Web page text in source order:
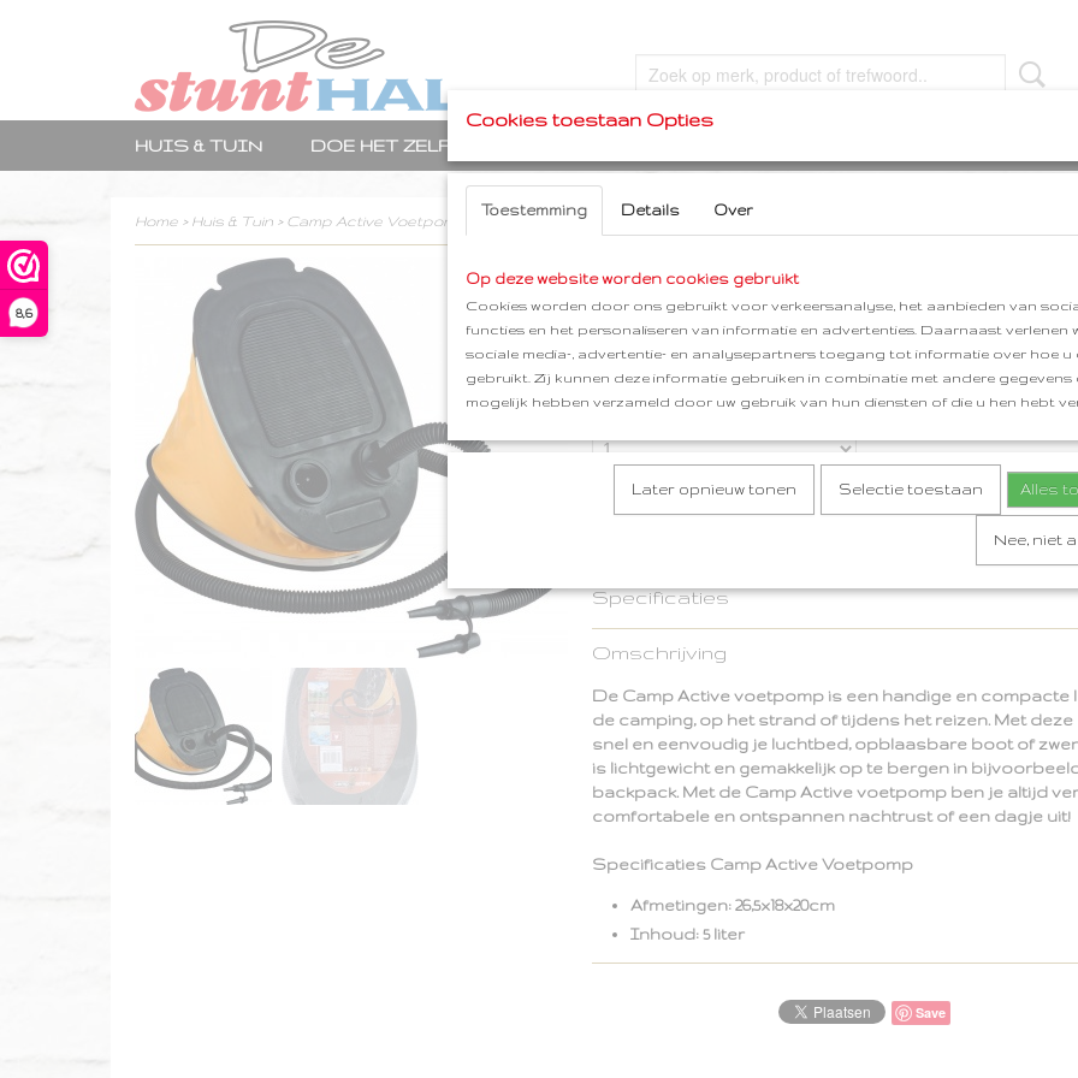
8,6
HUIS & TUIN DOE HET ZELF
Home > Huis & Tuin > Camp Active Voetpomp
Camp Active Voetpomp
€ 11,95 (inclusief btw 21%)
✓Op voorraad- Levertijd 2 werkdagen
Aantal
Specificaties
Omschrijving
De Camp Active voetpomp is een handige en
de camping, op het strand of tijdens het reizen. Met
snel en eenvoudig je luchtbed, opblaasbare boot of
is lichtgewicht en gemakkelijk op te bergen in
backpack. Met de Camp Active voetpomp ben je altijd
comfortabele en ontspannen nachtrust of een dagje uit!
Specificaties Camp Active Voetpomp
Afmetingen: 26,5x18x20cm
Inhoud: 5 liter
Save
Cookies toestaan Opties
Toestemming Details Over
Op deze website worden cookies gebruikt
Cookies worden door ons gebruikt voor verkeersanalyse, het aanbieden van
functies en het personaliseren van informatie en advertenties. Daarnaast verlenen
sociale media-, advertentie- en analysepartners toegang tot informatie over hoe u
gebruikt. Zij kunnen deze informatie gebruiken in combinatie met andere gegevens
mogelijk hebben verzameld door uw gebruik van hun diensten of die u hen hebt
Later opnieuw tonen Selectie toestaan Alles
Nee, niet